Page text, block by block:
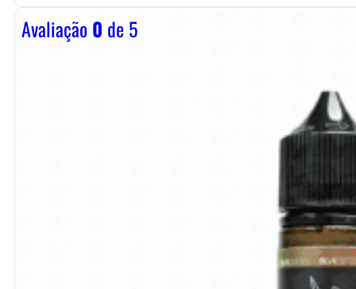
Avaliação0 de 5